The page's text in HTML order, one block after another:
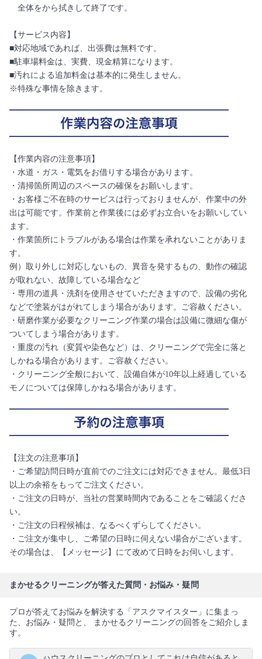
全体をから拭きして終了です。
【サービス内容】
■対応地域であれば、出張費は無料です。
■駐車場料金は、実費、現金精算になります。
■汚れによる追加料金は基本的に発生しません。
※特殊な事情を除きます。
【作業内容の注意事項】
・水道・ガス・電気をお借りする場合があります。
・清掃箇所周辺のスペースの確保をお願いします。
・お客様ご不在時のサービスは行っておりませんが、作業中の外
出は可能です。作業前と作業後には必ずお立合いをお願いしてい
ます。
・作業箇所にトラブルがある場合は作業を承れないことがありま
す。
例）取り外しに対応しないもの、異音を発するもの、動作の確認
が取れない、故障している場合など
・専用の道具・洗剤を使用させていただきますので、設備の劣化
などで塗装がはがれてしまう場合があります。ご容赦ください。
・研磨作業が必要なクリーニング作業の場合は設備に微細な傷が
ついてしまう場合があります。
・重度の汚れ（変質や染色など）は、クリーニングで完全に落と
しかねる場合があります。ご容赦ください。
・クリーニング全般において、設備自体が10年以上経過している
モノについては保障しかねる場合があります。
【注文の注意事項】
・ご希望訪問日時が直前でのご注文には対応できません。最低3日
以上の余裕をもってご注文ください。
・ご注文の日時が、当社の営業時間内であることをご確認くださ
い。
・ご注文の日程候補は、なるべくずらしてください。
・ご注文が集中し、ご希望の日時に伺えない場合がございます。
その場合は、【メッセージ】にて改めて日時をお伺いします。
まかせるクリーニングが答えた質問・お悩み・疑問
プロが答えてお悩みを解決する「アスクマイスター」に集まっ
た、お悩み・疑問と、 まかせるクリーニングの回答をご紹介しま
す。